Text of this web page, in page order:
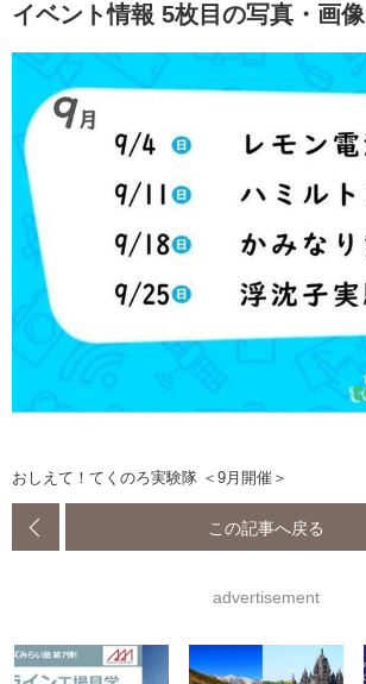
イベント情報 5枚目の写真・画像
おしえて！てくのろ実験隊 ＜9月開催＞
この記事へ戻る
advertisement